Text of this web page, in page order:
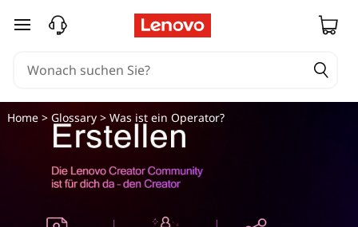
zum Hauptinhalt springen
Home> Glossary> Was ist ein Operator?